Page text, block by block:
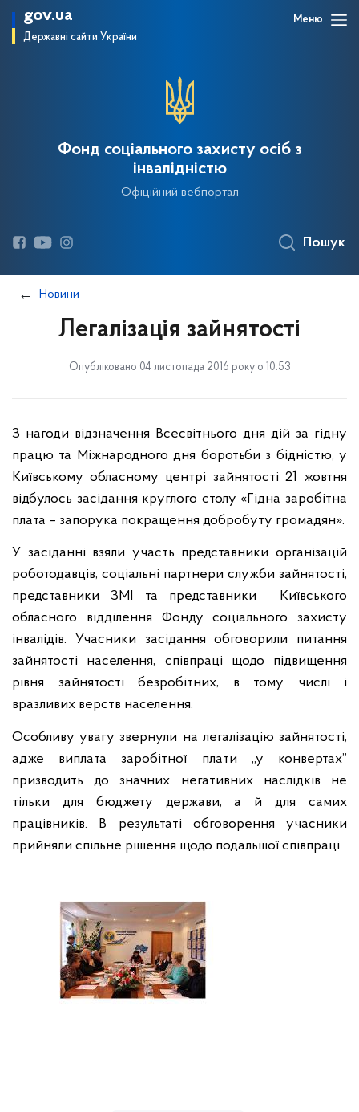
gov.ua
Державні сайти України
Меню
Фонд соціального захисту осіб з
інвалідністю
Офіційний вебпортал
Пошук
Новини
Легалізація зайнятості
Опубліковано 04 листопада 2016 року о 10:53
З нагоди відзначення Всесвітнього дня дій за гідну
працю та Міжнародного дня боротьби з бідністю, у
Київському обласному центрі зайнятості 21 жовтня
відбулось засідання круглого столу «Гідна заробітна
плата – запорука покращення добробуту громадян».
У засіданні взяли участь представники організацій
роботодавців, соціальні партнери служби зайнятості,
представники ЗМІ та представники
Київського
обласного відділення Фонду соціального захисту
інвалідів. Учасники засідання обговорили питання
зайнятості населення, співпраці щодо підвищення
рівня зайнятості безробітних, в тому числі і
вразливих верств населення.
Особливу увагу звернули на легалізацію зайнятості,
адже виплата заробітної плати „у конвертах”
призводить до значних негативних наслідків не
тільки для бюджету держави, а й для самих
працівників. В результаті обговорення учасники
прийняли спільне рішення щодо подальшої співпраці.